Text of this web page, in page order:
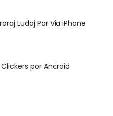
Ludoj Por Via iPhone
por Android